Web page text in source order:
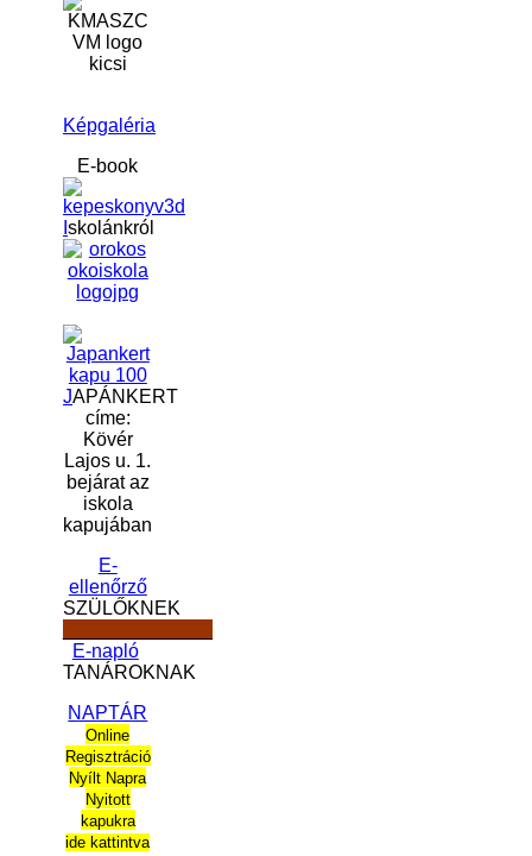
Képgaléria
E-book
skolánkról
JAPÁNKERT
címe:
Kövér
Lajos u. 1.
bejárat az
iskola
kapujában
E-
ellenőrző
SZÜLŐKNEK
E-napló
TANÁROKNAK
NAPTÁR
Online
Regisztráció
Nyílt Napra
Nyitott
kapukra
ide kattintva